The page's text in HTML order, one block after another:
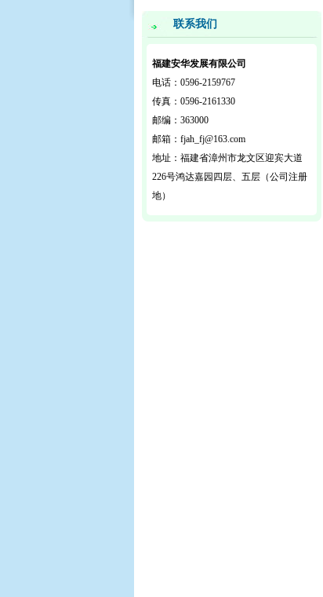
联系我们
福建安华发展有限公司
电话：0596-2159767
传真：0596-2161330
邮编：363000
邮箱：fjah_fj@163.com
地址：福建省漳州市龙文区迎宾大道
226号鸿达嘉园四层、五层（公司注册
地）